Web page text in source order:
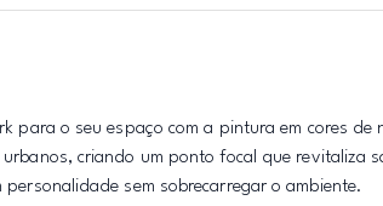
para o seu espaço com a pintura em cores
criando um ponto focal que revitaliza
sem sobrecarregar o ambiente.